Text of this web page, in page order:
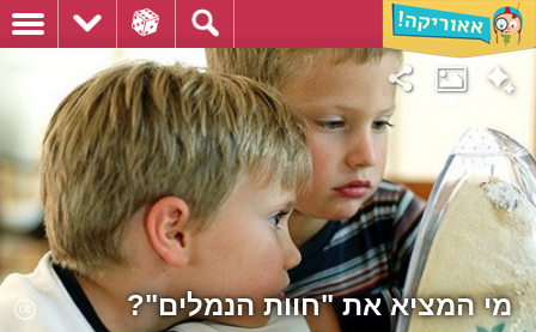
מי המציא את "חוות הנמלים"?